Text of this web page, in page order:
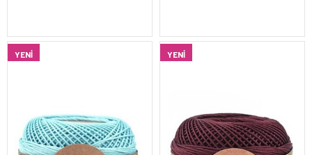
YENI YENI